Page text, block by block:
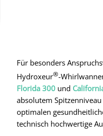
Für besonders
Hydroxeur®-
Florida 300und
absolutem
optimalen
technisch hochwertige